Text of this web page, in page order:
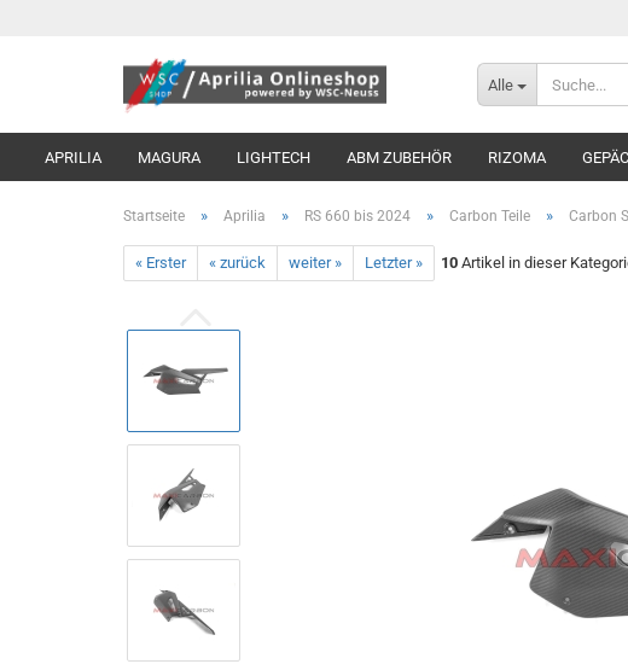
Alle
APRILIA MAGURA LIGHTECH ABM ZUBEHÖR RIZOMA
Startseite » Aprilia » RS 660 bis 2024 » Carbon Teile » Carbon
« Erster « zurück weiter » Letzter » 10 Artikel in dieser